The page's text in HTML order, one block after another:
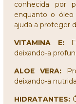
conhecida por
enquanto o óleo
ajuda a proteger
VITAMINA E:
deixando-a
ALOE VERA:
deixando-a
HIDRATANTES: